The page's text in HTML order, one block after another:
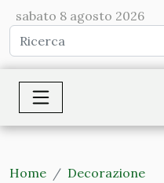
sabato 8 agosto 2026
Home
Decorazione